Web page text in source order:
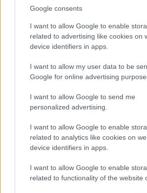
Google consents
I want to allow Google to enable
related to advertising like cookies on
device identifiers in apps.
I want to allow my user data to be
Google for online advertising
I want to allow Google to send me
personalized advertising.
I want to allow Google to enable
related to analytics like cookies on
device identifiers in apps.
I want to allow Google to enable
related to functionality of the website
Condividi l'articolo
F
a
ce
b
o
o
k
T
w
it
te
r
Pi
n
te
re
st
W
h
at
s
A
p
p
S
h
a
Articolo
Prossimo articolo
NOTIZIE RECENTI
Incendio nella notte a Olbia, a